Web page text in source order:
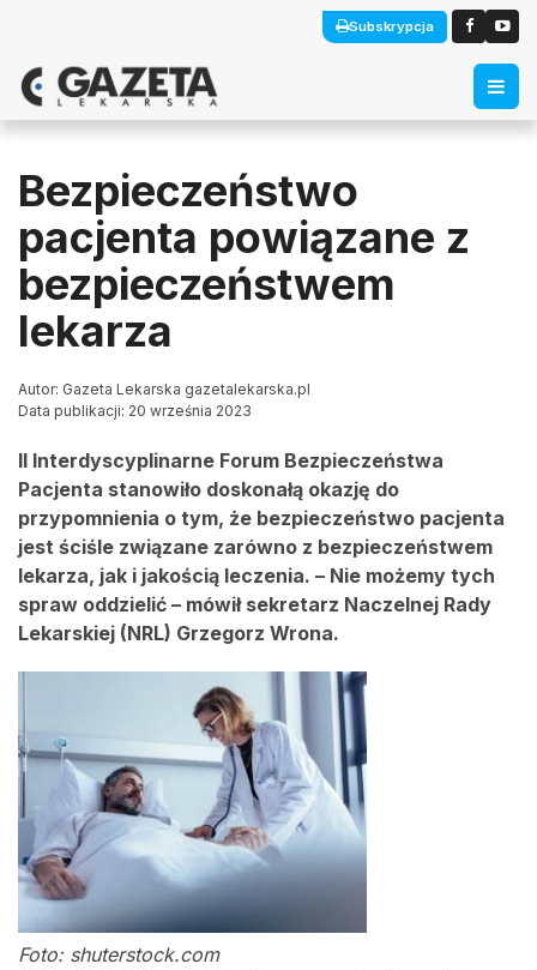
Subskrypcja
Bezpieczeństwo
pacjenta powiązane z
bezpieczeństwem
lekarza
Autor: Gazeta Lekarska gazetalekarska.pl
Data publikacji: 20 września 2023
II Interdyscyplinarne Forum Bezpieczeństwa
Pacjenta stanowiło doskonałą okazję do
przypomnienia o tym, że bezpieczeństwo pacjenta
jest ściśle związane zarówno z bezpieczeństwem
lekarza, jak i jakością leczenia. – Nie możemy tych
spraw oddzielić – mówił sekretarz Naczelnej Rady
Lekarskiej (NRL) Grzegorz Wrona.
Foto: shuterstock.com